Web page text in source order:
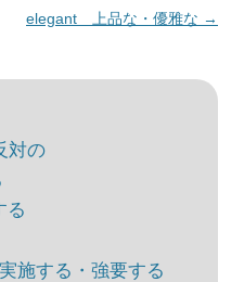
elegant 上品な・優雅な →
対の
る
施する・強要する